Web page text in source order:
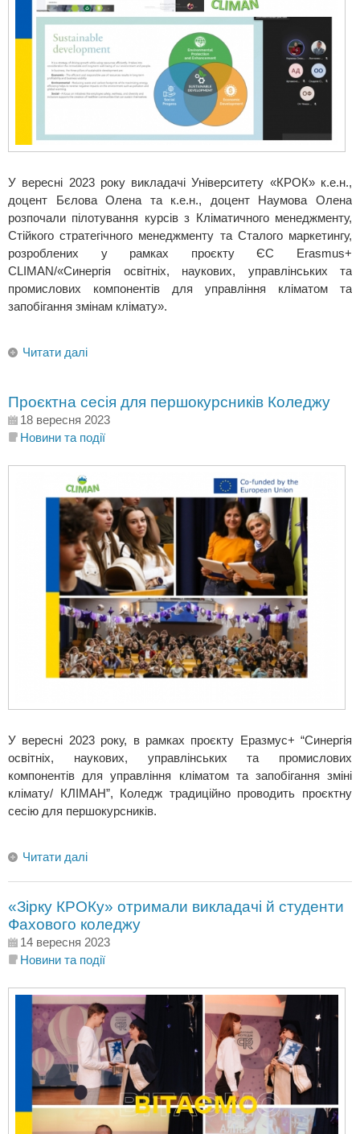
У вересні 2023 року викладачі Університету «КРОК» к.е.н.,
доцент Бєлова Олена та к.е.н., доцент Наумова Олена
розпочали пілотування курсів з Кліматичного менеджменту,
Стійкого стратегічного менеджменту та Сталого маркетингу,
розроблених у рамках проєкту ЄС Erasmus+
CLIMAN/«Синергія освітніх, наукових, управлінських та
промислових компонентів для управління кліматом та
запобігання змінам клімату».
Читати далі
Проєктна сесія для першокурсників Коледжу
18 вересня 2023
Новини та події
У вересні 2023 року, в рамках проєкту Еразмус+ “Синергія
освітніх, наукових, управлінських та промислових
компонентів для управління кліматом та запобігання зміні
клімату/ КЛІМАН”, Коледж традиційно проводить проєктну
сесію для першокурсників.
Читати далі
«Зірку КРОКу» отримали викладачі й студенти
Фахового коледжу
14 вересня 2023
Новини та події